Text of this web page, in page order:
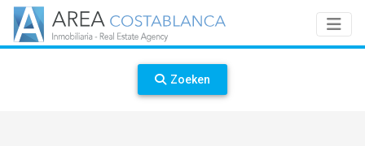
Zoeken